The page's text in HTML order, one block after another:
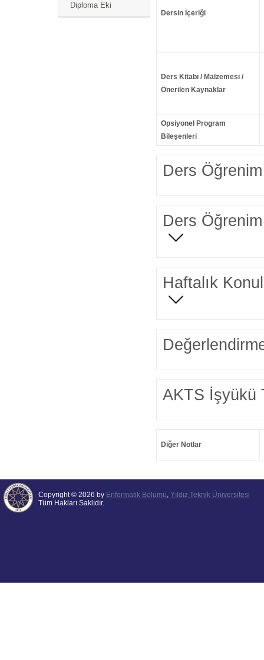
Diploma Eki
Dersin İçeriği
Ders Kitabı / Malzemesi /
Önerilen Kaynaklar
Opsiyonel Program
Bileşenleri
Ders Öğrenim
Ders Öğrenim
Haftalık
AKTS İşyükü
Diğer Notlar
Copyright © 2026 by Enformatik Bölümü, Yıldız Teknik Üniversitesi
Tüm Hakları Saklıdır.